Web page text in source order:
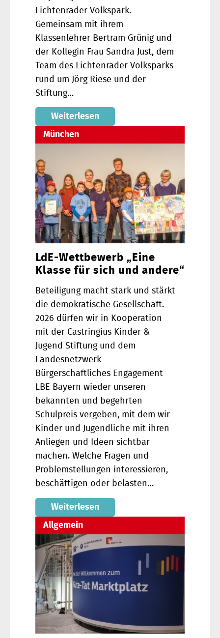
Lichtenrader Volkspark.
Gemeinsam mit ihrem
Klassenlehrer Bertram Grünig und
der Kollegin Frau Sandra Just, dem
Team des Lichtenrader Volksparks
rund um Jörg Riese und der
Stiftung…
Weiterlesen
München
LdE-Wettbewerb „Eine
Klasse für sich und andere“
Beteiligung macht stark und stärkt
die demokratische Gesellschaft.
2026 dürfen wir in Kooperation
mit der Castringius Kinder &
Jugend Stiftung und dem
Landesnetzwerk
Bürgerschaftliches Engagement
LBE Bayern wieder unseren
bekannten und begehrten
Schulpreis vergeben, mit dem wir
Kinder und Jugendliche mit ihren
Anliegen und Ideen sichtbar
machen. Welche Fragen und
Problemstellungen interessieren,
beschäftigen oder belasten…
Weiterlesen
Allgemein